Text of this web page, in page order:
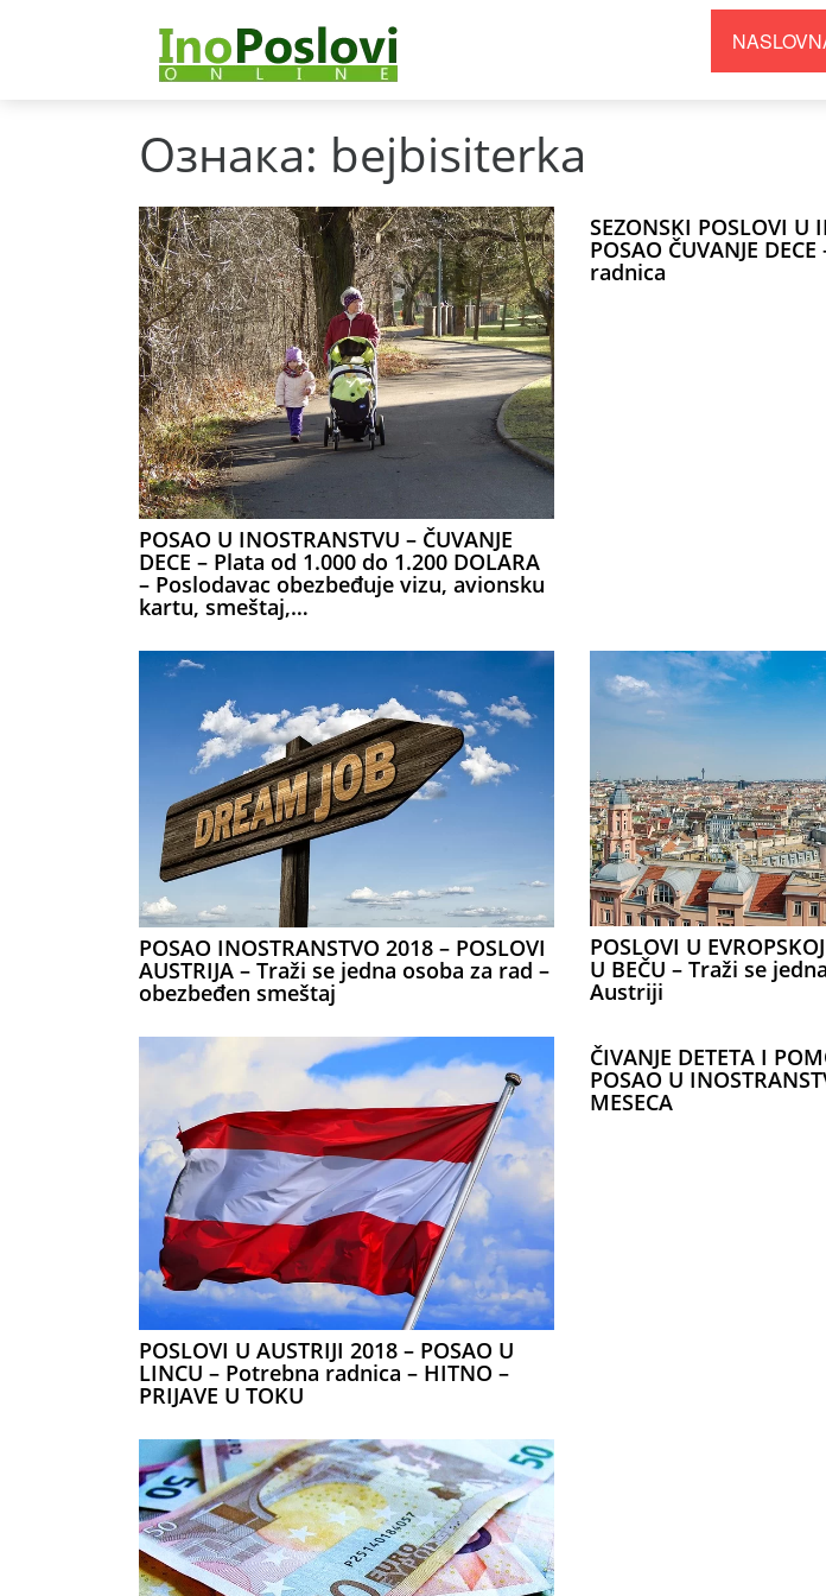
Ознака: bejbisiterka
POSAO U INOSTRANSTVU – ČUVANJE
DECE – Plata od 1.000 do 1.200 DOLARA
– Poslodavac obezbeđuje vizu, avionsku
kartu, smeštaj,…
SEZONSKI POSLOVI U
POSAO ČUVANJE
radnica
POSAO INOSTRANSTVO 2018 – POSLOVI
AUSTRIJA – Traži se jedna osoba za rad –
obezbeđen smeštaj
POSLOVI U
U BEČU – Traži se
Austriji
POSLOVI U AUSTRIJI 2018 – POSAO U
LINCU – Potrebna radnica – HITNO –
PRIJAVE U TOKU
ČIVANJE DETETA I
POSAO U
MESECA